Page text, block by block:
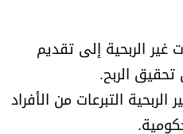
الربحية إلى تقديم
الربح.
التبرعات من الأفراد